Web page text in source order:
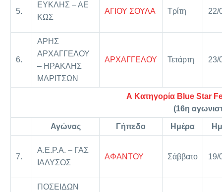
5.
ΕΥΚΛΗΣ – ΑΕ
ΚΩΣ
ΑΓΙΟΥ ΣΟΥΛΑ Τρίτη 22/
6.
ΑΡΗΣ
ΑΡΧΑΓΓΕΛΟΥ
– ΗΡΑΚΛΗΣ
ΜΑΡΙΤΣΩΝ
ΑΡΧΑΓΓΕΛΟΥ Τετάρτη 23/
Α Κατηγορία Blue Star
(16η
Αγώνας Γήπεδο Ημέρα
7.
Α.Ε.Ρ.Α. – ΓΑΣ
ΙΑΛΥΣΟΣ
ΑΦΑΝΤΟΥ Σάββατο 19/
ΠΟΣΕΙΔΩΝ